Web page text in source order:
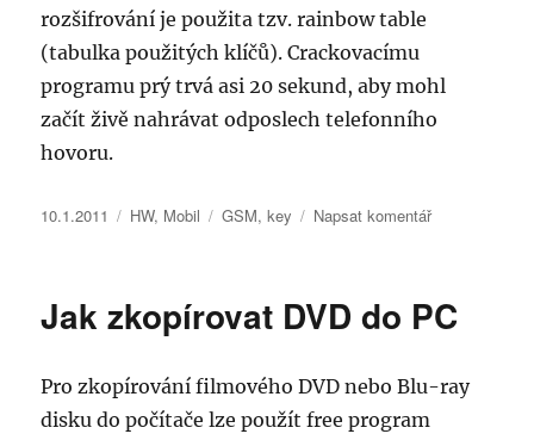
rozšifrování je použita tzv. rainbow table
(tabulka použitých klíčů). Crackovacímu
programu prý trvá asi 20 sekund, aby mohl
začít živě nahrávat odposlech telefonního
hovoru.
Publikováno:
10.1.2011 Rubriky:
HW, Mobil Štítky:
GSM,key Napsat komentářpro
Odposlech
Jak zkopírovat DVD do PC
Pro zkopírování filmového DVD nebo Blu-ray
disku do počítače lze použít free program